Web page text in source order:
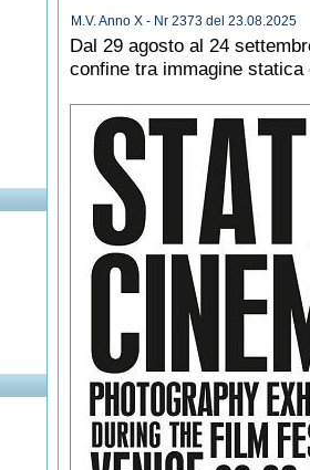
M.V. Anno X - Nr 2373 del 23.08.2025
Dal 29 agosto al 24
confine tra immagine statica